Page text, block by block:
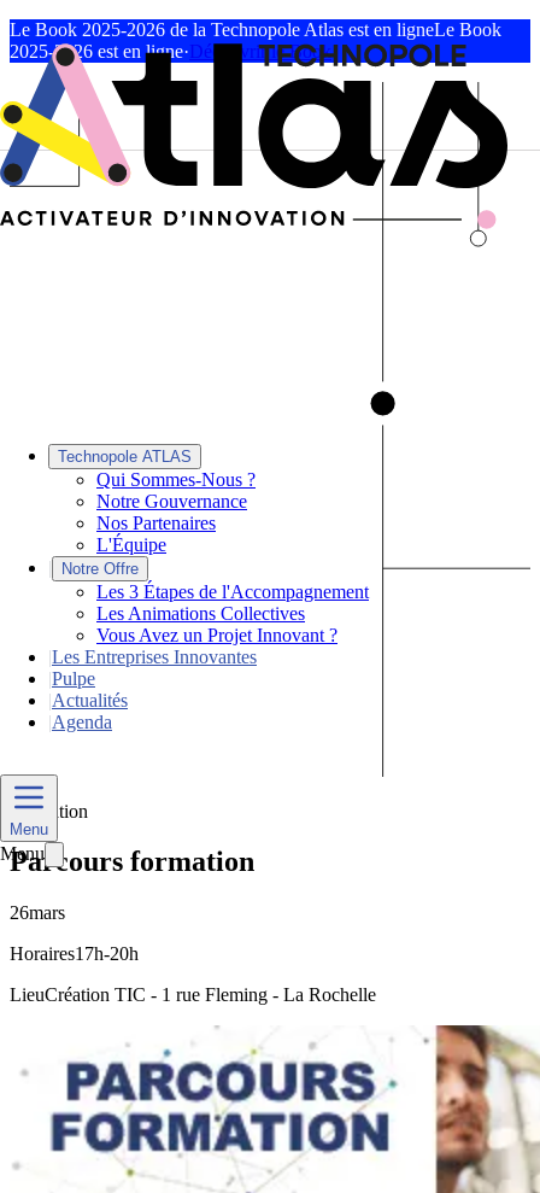
Le Book 2025-2026 de la Technopole Atlas est en ligneLe Book
2025-2026 est en ligne·Découvrir le Book
Technopole ATLAS
Qui Sommes-Nous ?
Notre Gouvernance
Nos Partenaires
L'Équipe
|
Notre Offre
Les 3 Étapes de l'Accompagnement
Les Animations Collectives
Vous Avez un Projet Innovant ?
|Les Entreprises Innovantes
|Pulpe
|Actualités
|Agenda
Menu
Menu
Formation
Parcours formation
26mars
Horaires17h-20h
LieuCréation TIC - 1 rue Fleming - La Rochelle